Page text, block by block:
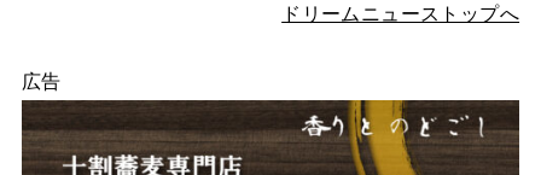
ドリームニューストップへ
広告